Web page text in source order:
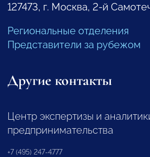
127473, г. Москва, 2-й
Региональные отделения
Представители за рубежом
Другие контакты
Центр экспертизы и
предпринимательства
+7 (495) 247-4777